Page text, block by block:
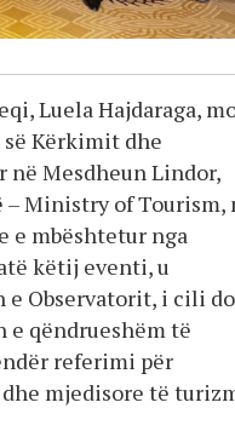
Luela Hajdaraga,
Kërkimit dhe
Mesdheun Lindor,
Ministry of Tourism,
e mbështetur nga
këtij eventi, u
e Observatorit, i cili
qëndrueshëm të
referimi për
mjedisore të